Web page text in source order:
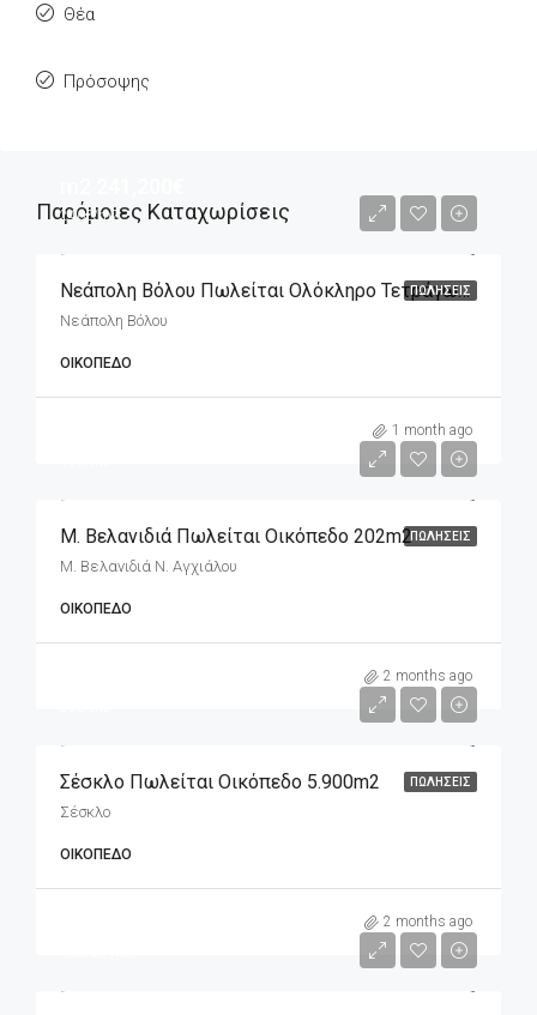
Θέα
Πρόσοψης
Παρόμοιες Καταχωρίσεις
ΠΩΛΉΣΕΙΣ
240€/m2
Νεάπολη Βόλου Πωλείται Ολόκληρο Τετράγωνο Που Αποτελείται Από Επτά Οικόπεδα
Νεάπολη Βόλου
ΟΙΚΌΠΕΔΟ
1 month ago
ΠΩΛΉΣΕΙΣ
Μ. Βελανιδιά Πωλείται Οικόπεδο 202m2
Μ. Βελανιδιά Ν. Αγχιάλου
ΟΙΚΌΠΕΔΟ
2 months ago
ΠΩΛΉΣΕΙΣ
Σέσκλο Πωλείται Οικόπεδο 5.900m2
Σέσκλο
ΟΙΚΌΠΕΔΟ
2 months ago